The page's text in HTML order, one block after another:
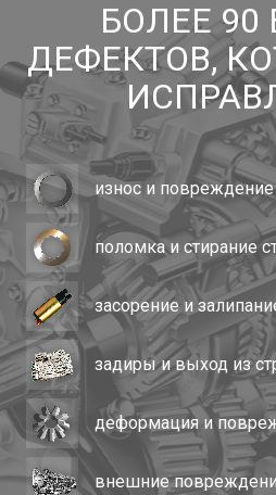
БОЛЕЕ 90
ДЕФЕКТОВ,
износ и
поломка и стирание
засорение и
задиры и выход из
деформация и
внешние